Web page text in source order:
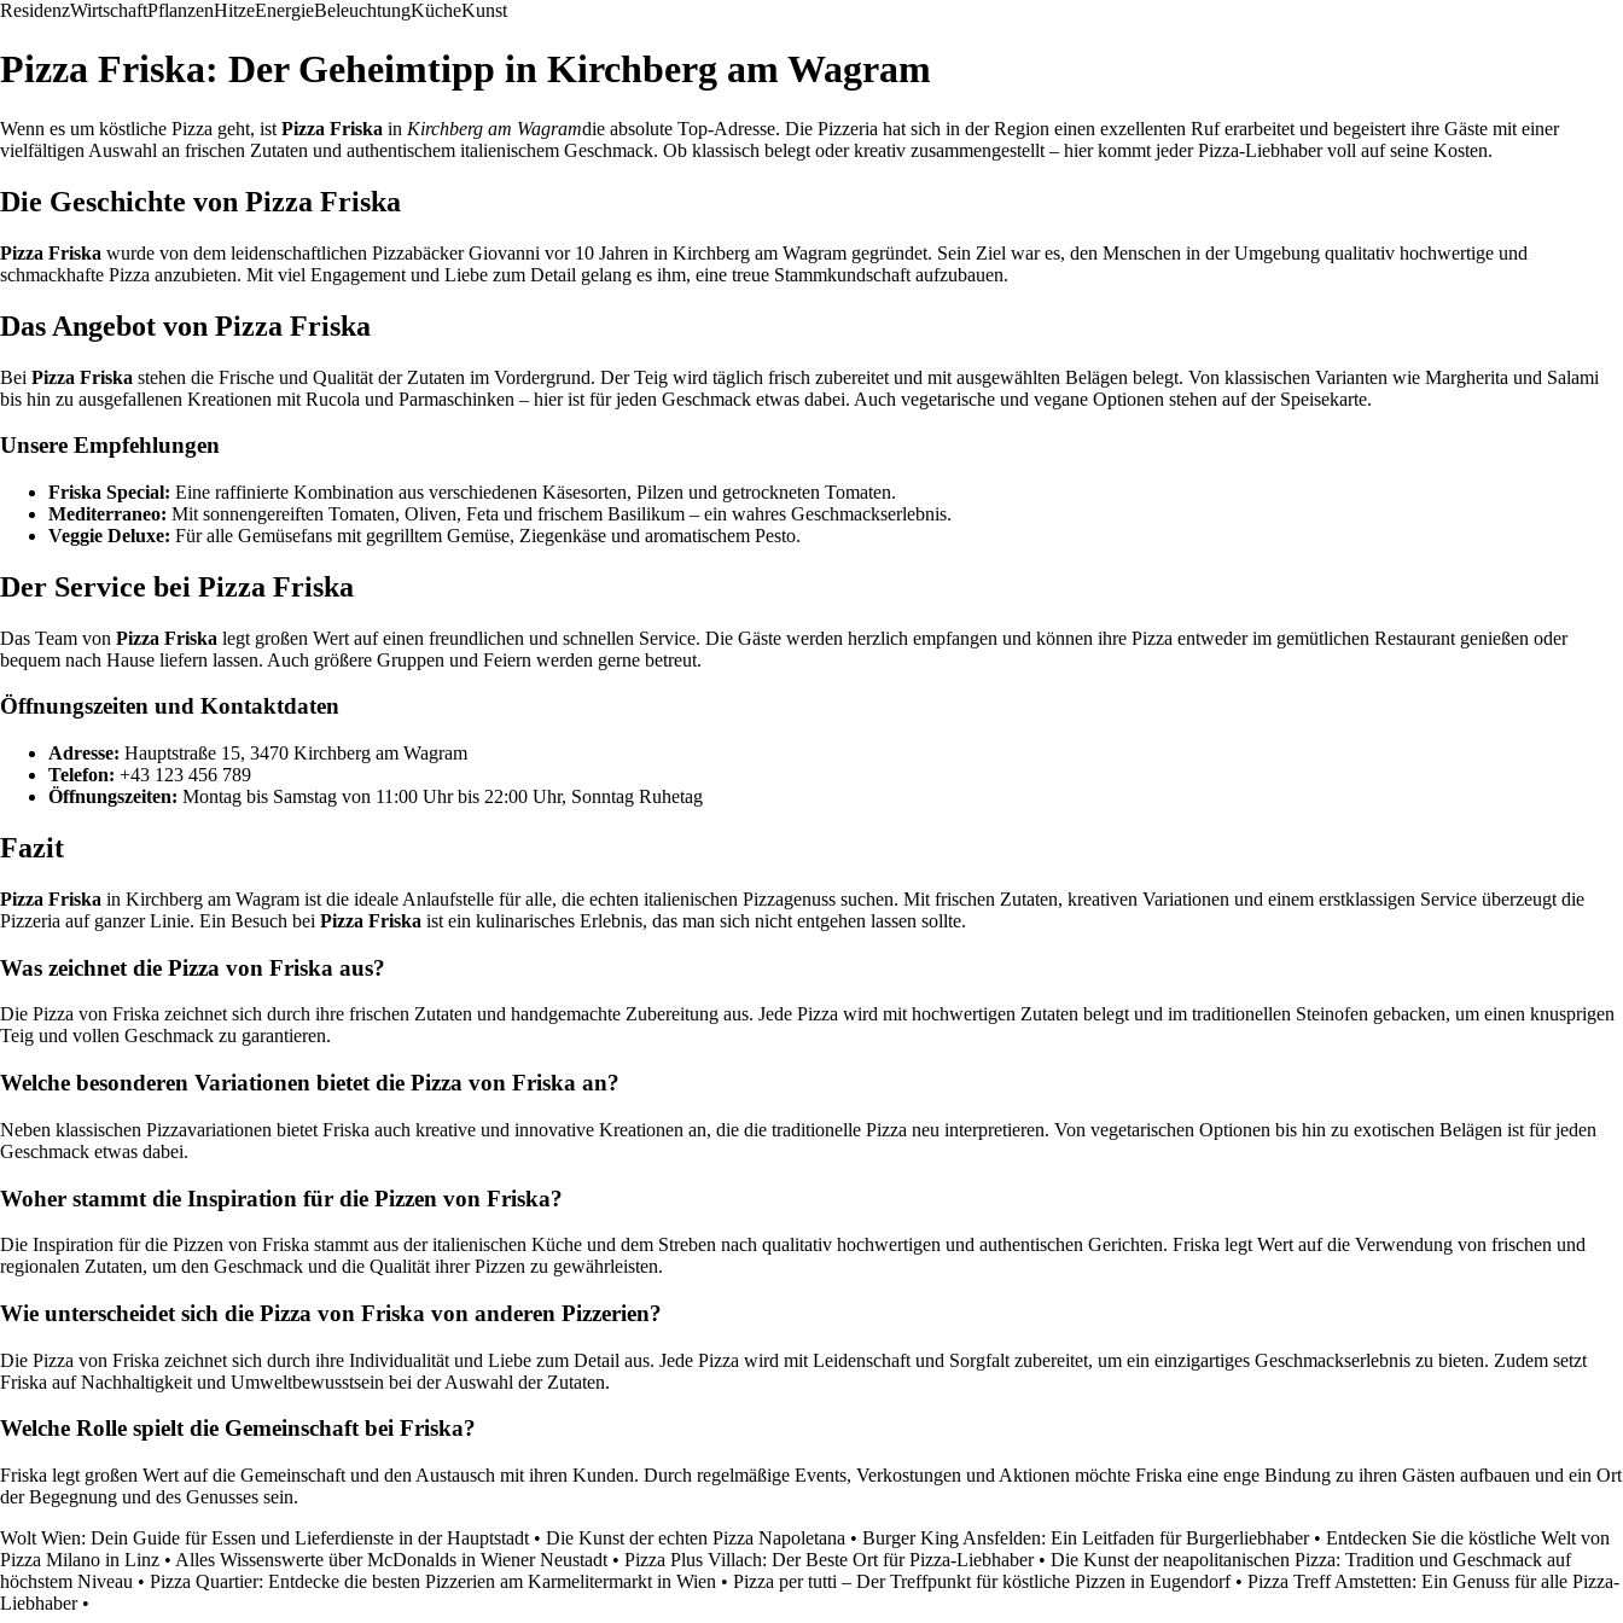
ResidenzWirtschaftPflanzenHitzeEnergieBeleuchtungKücheKunst
Pizza Friska: Der Geheimtipp in Kirchberg am Wagram
Wenn es um köstliche Pizza geht, ist Pizza Friska in Kirchberg am Wagramdie absolute Top-Adresse. Die Pizzeria hat sich in der Region einen exzellenten Ruf erarbeitet und begeistert ihre Gäste mit einer
vielfältigen Auswahl an frischen Zutaten und authentischem italienischem Geschmack. Ob klassisch belegt oder kreativ zusammengestellt – hier kommt jeder Pizza-Liebhaber voll auf seine Kosten.
Die Geschichte von Pizza Friska
Pizza Friska wurde von dem leidenschaftlichen Pizzabäcker Giovanni vor 10 Jahren in Kirchberg am Wagram gegründet. Sein Ziel war es, den Menschen in der Umgebung qualitativ hochwertige und
schmackhafte Pizza anzubieten. Mit viel Engagement und Liebe zum Detail gelang es ihm, eine treue Stammkundschaft aufzubauen.
Das Angebot von Pizza Friska
Bei Pizza Friska stehen die Frische und Qualität der Zutaten im Vordergrund. Der Teig wird täglich frisch zubereitet und mit ausgewählten Belägen belegt. Von klassischen Varianten wie Margherita und Salami
bis hin zu ausgefallenen Kreationen mit Rucola und Parmaschinken – hier ist für jeden Geschmack etwas dabei. Auch vegetarische und vegane Optionen stehen auf der Speisekarte.
Unsere Empfehlungen
Friska Special: Eine raffinierte Kombination aus verschiedenen Käsesorten, Pilzen und getrockneten Tomaten.
Mediterraneo: Mit sonnengereiften Tomaten, Oliven, Feta und frischem Basilikum – ein wahres Geschmackserlebnis.
Veggie Deluxe: Für alle Gemüsefans mit gegrilltem Gemüse, Ziegenkäse und aromatischem Pesto.
Der Service bei Pizza Friska
Das Team von Pizza Friska legt großen Wert auf einen freundlichen und schnellen Service. Die Gäste werden herzlich empfangen und können ihre Pizza entweder im gemütlichen Restaurant genießen oder
bequem nach Hause liefern lassen. Auch größere Gruppen und Feiern werden gerne betreut.
Öffnungszeiten und Kontaktdaten
Adresse: Hauptstraße 15, 3470 Kirchberg am Wagram
Telefon: +43 123 456 789
Öffnungszeiten: Montag bis Samstag von 11:00 Uhr bis 22:00 Uhr, Sonntag Ruhetag
Fazit
Pizza Friska in Kirchberg am Wagram ist die ideale Anlaufstelle für alle, die echten italienischen Pizzagenuss suchen. Mit frischen Zutaten, kreativen Variationen und einem erstklassigen Service überzeugt die
Pizzeria auf ganzer Linie. Ein Besuch bei Pizza Friska ist ein kulinarisches Erlebnis, das man sich nicht entgehen lassen sollte.
Was zeichnet die Pizza von Friska aus?
Die Pizza von Friska zeichnet sich durch ihre frischen Zutaten und handgemachte Zubereitung aus. Jede Pizza wird mit hochwertigen Zutaten belegt und im traditionellen Steinofen gebacken, um einen knusprigen
Teig und vollen Geschmack zu garantieren.
Welche besonderen Variationen bietet die Pizza von Friska an?
Neben klassischen Pizzavariationen bietet Friska auch kreative und innovative Kreationen an, die die traditionelle Pizza neu interpretieren. Von vegetarischen Optionen bis hin zu exotischen Belägen ist für jeden
Geschmack etwas dabei.
Woher stammt die Inspiration für die Pizzen von Friska?
Die Inspiration für die Pizzen von Friska stammt aus der italienischen Küche und dem Streben nach qualitativ hochwertigen und authentischen Gerichten. Friska legt Wert auf die Verwendung von frischen und
regionalen Zutaten, um den Geschmack und die Qualität ihrer Pizzen zu gewährleisten.
Wie unterscheidet sich die Pizza von Friska von anderen Pizzerien?
Die Pizza von Friska zeichnet sich durch ihre Individualität und Liebe zum Detail aus. Jede Pizza wird mit Leidenschaft und Sorgfalt zubereitet, um ein einzigartiges Geschmackserlebnis zu bieten. Zudem setzt
Friska auf Nachhaltigkeit und Umweltbewusstsein bei der Auswahl der Zutaten.
Welche Rolle spielt die Gemeinschaft bei Friska?
Friska legt großen Wert auf die Gemeinschaft und den Austausch mit ihren Kunden. Durch regelmäßige Events, Verkostungen und Aktionen möchte Friska eine enge Bindung zu ihren Gästen aufbauen und ein Ort
der Begegnung und des Genusses sein.
Wolt Wien: Dein Guide für Essen und Lieferdienste in der Hauptstadt • Die Kunst der echten Pizza Napoletana • Burger King Ansfelden: Ein Leitfaden für Burgerliebhaber• Entdecken Sie die köstliche Welt von
Pizza Milano in Linz • Alles Wissenswerte über McDonalds in Wiener Neustadt • Pizza Plus Villach: Der Beste Ort für Pizza-Liebhaber• Die Kunst der neapolitanischen Pizza: Tradition und Geschmack auf
höchstem Niveau • Pizza Quartier: Entdecke die besten Pizzerien am Karmelitermarkt in Wien • Pizza per tutti – Der Treffpunkt für köstliche Pizzen in Eugendorf• Pizza Treff Amstetten: Ein Genuss für alle Pizza-
Liebhaber•